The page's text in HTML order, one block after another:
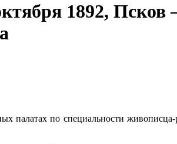
1892, Псков
палатах по специальности живописца-